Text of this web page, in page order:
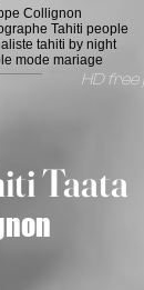
Collignon
Tahiti people
tahiti by night
mode mariage
HD
Taata